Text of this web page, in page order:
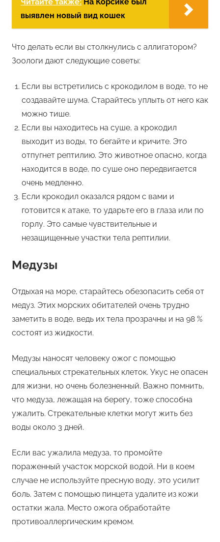
выявлен новый вид кошек
Что делать если вы столкнулись с аллигатором?
Зоологи дают следующие советы:
Если вы встретились с крокодилом в воде, то не
создавайте шума. Старайтесь уплыть от него как
можно тише.
Если вы находитесь на суше, а крокодил
выходит из воды, то бегайте и кричите. Это
отпугнет рептилию. Это животное опасно, когда
находится в воде, по суше оно передвигается
очень медленно.
Если крокодил оказался рядом с вами и
готовится к атаке, то ударьте его в глаза или по
горлу. Это самые чувствительные и
незащищенные участки тела рептилии.
Медузы
Отдыхая на море, старайтесь обезопасить себя от
медуз. Этих морских обитателей очень трудно
заметить в воде, ведь их тела прозрачны и на 98 %
состоят из жидкости.
Медузы наносят человеку ожог с помощью
специальных стрекательных клеток. Укус не опасен
для жизни, но очень болезненный. Важно помнить,
что медуза, лежащая на берегу, тоже способна
ужалить. Стрекательные клетки могут жить без
воды около 3 дней.
Если вас ужалила медуза, то промойте
пораженный участок морской водой. Ни в коем
случае не используйте пресную воду, это усилит
боль. Затем с помощью пинцета удалите из кожи
остатки жала. Место ожога обработайте
противоаллергическим кремом.